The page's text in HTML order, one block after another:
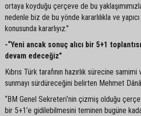
ortaya koyduğu çerçeve de bu
nedenle biz de bu yönde kararlılıkla ve
konusunda kararlıyız.”
-“Yeni ancak sonuç alıcı bir 5+1
devam edeceğiz”
Kıbrıs Türk tarafının hazırlık sürecine samimi
sunmayı sürdüreceğini belirten Mehmet
“BM Genel Sekreteri’nin çizmiş olduğu
bir 5+1’e gidilebilmesini teminen bugüne